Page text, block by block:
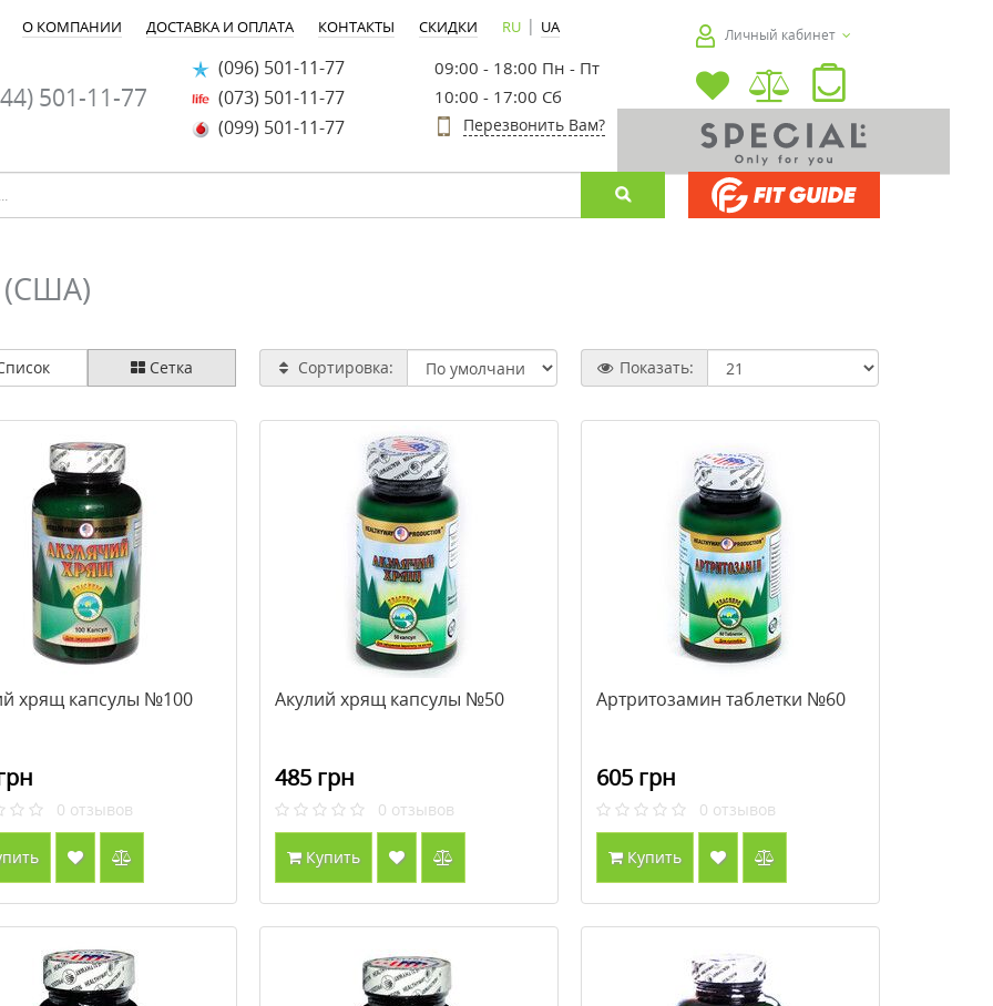
О КОМПАНИИ ДОСТАВКА И ОПЛАТА КОНТАКТЫ СКИДКИ RU | UA
501-11-77
(096) 501-11-77
(073) 501-11-77
(099) 501-11-77
09:00 - 18:00 Пн - Пт
10:00 - 17:00 Сб
Перезвонить Вам?
Личный кабинет
(США)
Сетка Сортировка: Показать:
хрящ капсулы №100
0 отзывов
Акулий хрящ капсулы №50
485 грн
0 отзывов
Купить
Артритозамин таблетки №60
605 грн
0 отзывов
Купить